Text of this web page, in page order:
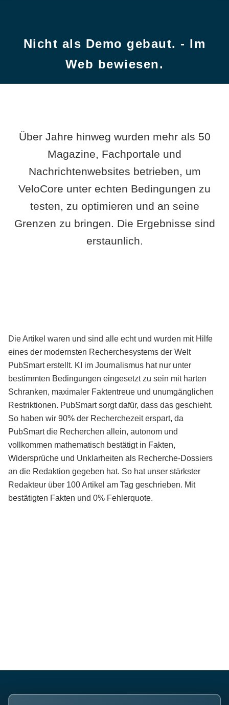
Nicht als Demo gebaut. - Im
Web bewiesen.
Über Jahre hinweg wurden mehr als 50
Magazine, Fachportale und
Nachrichtenwebsites betrieben, um
VeloCore unter echten Bedingungen zu
testen, zu optimieren und an seine
Grenzen zu bringen. Die Ergebnisse sind
erstaunlich.
Die Artikel waren und sind alle echt und wurden mit Hilfe
eines der modernsten Recherchesystems der Welt
PubSmart erstellt. KI im Journalismus hat nur unter
bestimmten Bedingungen eingesetzt zu sein mit harten
Schranken, maximaler Faktentreue und unumgänglichen
Restriktionen. PubSmart sorgt dafür, dass das geschieht.
So haben wir 90% der Recherchezeit erspart, da
PubSmart die Recherchen allein, autonom und
vollkommen mathematisch bestätigt in Fakten,
Widersprüche und Unklarheiten als Recherche-Dossiers
an die Redaktion gegeben hat. So hat unser stärkster
Redakteur über 100 Artikel am Tag geschrieben. Mit
bestätigten Fakten und 0% Fehlerquote.